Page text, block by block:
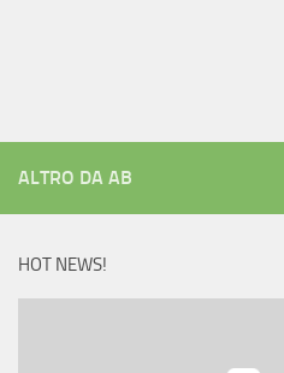
ALTRO DA AB
HOT NEWS!